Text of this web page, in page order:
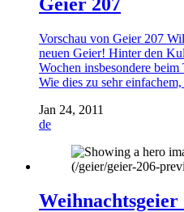
Vorschau von Geier 207
neuen Geier! Hinter den
Wochen insbesondere
Wie dies zu sehr einfachem,
Jan 24, 2011
de
Weihnachtsgeier